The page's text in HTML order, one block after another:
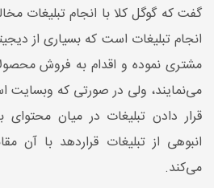
گفت که گوگل کلا با انجام تبلیغات
انجام تبلیغات است که بسیاری از
مشتری نموده و اقدام به فروش
می‌نمایند، ولی در صورتی که وبسایت
قرار دادن تبلیغات در میان محتوای
انبوهی از تبلیغات قراردهد با آن
می‌کند.